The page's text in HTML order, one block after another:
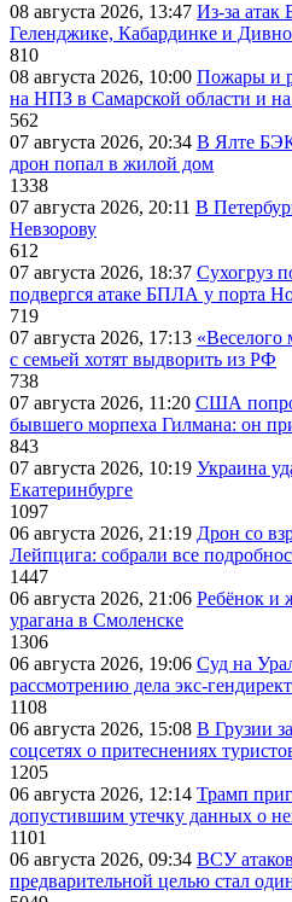
08 августа 2026, 13:47 Из-за
Геленджике, Кабардинке и
810
08 августа 2026, 10:00 Пожары и
на НПЗ в Самарской области и
562
07 августа 2026, 20:34 В Ялте
дрон попал в жилой дом
1338
07 августа 2026, 20:11 В
Невзорову
612
07 августа 2026, 18:37 Сухогруз
подвергся атаке БПЛА у порта
719
07 августа 2026, 17:13 «Веселого
с семьей хотят выдворить из РФ
738
07 августа 2026, 11:20 США
бывшего морпеха Гилмана: он
843
07 августа 2026, 10:19 Украина
Екатеринбурге
1097
06 августа 2026, 21:19 Дрон со
Лейпцига: собрали все
1447
06 августа 2026, 21:06 Ребёнок и
урагана в Смоленске
1306
06 августа 2026, 19:06 Суд на
рассмотрению дела экс-
1108
06 августа 2026, 15:08 В Грузии
соцсетях о притеснениях
1205
06 августа 2026, 12:14 Трамп
допустившим утечку данных о
1101
06 августа 2026, 09:34 ВСУ
предварительной целью стал